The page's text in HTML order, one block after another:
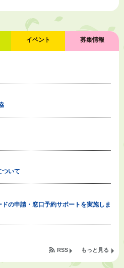
イベント 募集情報
ついて
の申請・窓口予約サポートを実施しま
、大須賀中央公民館）講座のお知らせ
もっと見る
RSS